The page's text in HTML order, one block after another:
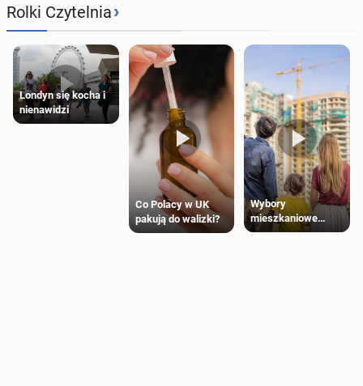
Rolki Czytelnia›
Londyn się kocha i
nienawidzi
Co Polacy w UK
pakują do walizki?
Wybory
mieszkaniowe
Polaków 2025